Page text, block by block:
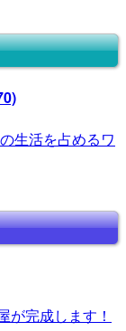
生活を占めるワ
が完成します！